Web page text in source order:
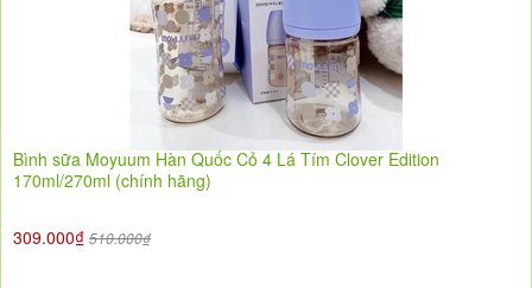
Bình sữa Moyuum Hàn Quốc Cỏ 4 Lá Tím Clover Edition
170ml/270ml (chính hãng)
309.000₫ 510.000₫